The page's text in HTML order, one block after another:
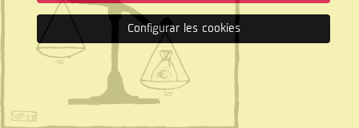
Configurar les cookies